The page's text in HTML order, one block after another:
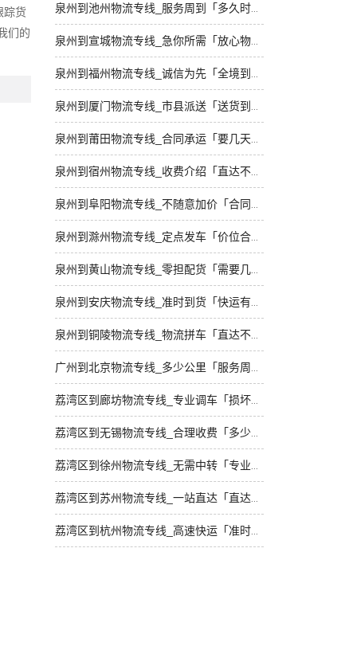
踪货
们的
泉州到池州物流专线_服务周到「多久时间」
泉州到宣城物流专线_急你所需「放心物流」
泉州到福州物流专线_诚信为先「全境到达」
泉州到厦门物流专线_市县派送「送货到门」
泉州到莆田物流专线_合同承运「要几天到」
泉州到宿州物流专线_收费介绍「直达不中转」
泉州到阜阳物流专线_不随意加价「合同承运」
泉州到滁州物流专线_定点发车「价位合理」
泉州到黄山物流专线_零担配货「需要几天」
泉州到安庆物流专线_准时到货「快运有保障」
泉州到铜陵物流专线_物流拼车「直达不中转」
广州到北京物流专线_多少公里「服务周到」
荔湾区到廊坊物流专线_专业调车「损坏理赔」
荔湾区到无锡物流专线_合理收费「多少一吨」
荔湾区到徐州物流专线_无需中转「专业靠谱」
荔湾区到苏州物流专线_一站直达「直达往返」
荔湾区到杭州物流专线_高速快运「准时到货」